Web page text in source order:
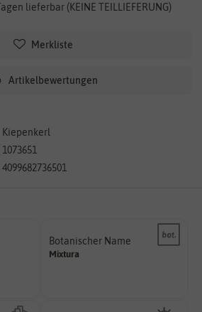
lieferbar (KEINE TEILLIEFERUNG)
Merkliste
Artikelbewertungen
Kiepenkerl
1073651
4099682736501
Botanischer Name
Mixtura
Namen zur eindeutigen
Bestimmung der Pflanze.